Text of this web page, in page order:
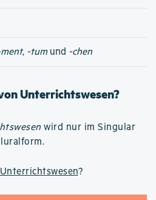
, -tumund -chen
Unterrichtswesen?
wird nur im Singular
?